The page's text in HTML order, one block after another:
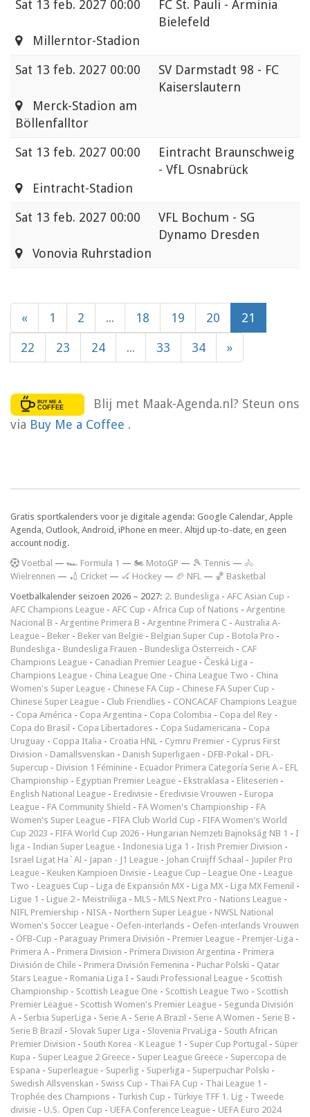
Sat 13 feb. 2027 00:00
FC St. Pauli - Arminia
Bielefeld
Millerntor-Stadion
Sat 13 feb. 2027 00:00
SV Darmstadt 98 - FC
Kaiserslautern
Merck-Stadion am
Böllenfalltor
Sat 13 feb. 2027 00:00
Eintracht Braunschweig
- VfL Osnabrück
Eintracht-Stadion
Sat 13 feb. 2027 00:00
VFL Bochum - SG
Dynamo Dresden
Vonovia Ruhrstadion
« 1 2 ... 18 19 20 21
22 23 24 ... 33 34 »
Blij met Maak-Agenda.nl? Steun ons
via Buy Me a Coffee .
Gratis sportkalenders voor je digitale agenda: Google Calendar, Apple
Agenda, Outlook, Android, iPhone en meer. Altijd up-to-date, en geen
account nodig.
Voetbal — 🏎️ Formula 1 — 🏍 MotoGP — 🎾 Tennis — 🚴
Wielrennen — 🏏 Cricket — 🏑 Hockey — 🏈 NFL — 🏀 Basketbal
Voetbalkalender seizoen 2026 – 2027: 2. Bundesliga - AFC Asian Cup -
AFC Champions League - AFC Cup - Africa Cup of Nations - Argentine
Nacional B - Argentine Primera B - Argentine Primera C - Australia A-
League - Beker - Beker van België - Belgian Super Cup - Botola Pro -
Bundesliga - Bundesliga Frauen - Bundesliga Österreich - CAF
Champions League - Canadian Premier League - Česká Liga -
Champions League - China League One - China League Two - China
Women's Super League - Chinese FA Cup - Chinese FA Super Cup -
Chinese Super League - Club Friendlies - CONCACAF Champions League
- Copa América - Copa Argentina - Copa Colombia - Copa del Rey -
Copa do Brasil - Copa Libertadores - Copa Sudamericana - Copa
Uruguay - Coppa Italia - Croatia HNL - Cymru Premier - Cyprus First
Division - Damallsvenskan - Danish Superligaen - DFB-Pokal - DFL-
Supercup - Division 1 Féminine - Ecuador Primera Categoría Serie A - EFL
Championship - Egyptian Premier League - Ekstraklasa - Eliteserien -
English National League - Eredivisie - Eredivisie Vrouwen - Europa
League - FA Community Shield - FA Women's Championship - FA
Women's Super League - FIFA Club World Cup - FIFA Women's World
Cup 2023 - FIFA World Cup 2026 - Hungarian Nemzeti Bajnokság NB 1 - I
liga - Indian Super League - Indonesia Liga 1 - Irish Premier Division -
Israel Ligat Ha`Al - Japan - J1 League - Johan Cruijff Schaal - Jupiler Pro
League - Keuken Kampioen Divisie - League Cup - League One - League
Two - Leagues Cup - Liga de Expansión MX - Liga MX - Liga MX Femenil -
Ligue 1 - Ligue 2 - Meistriliiga - MLS - MLS Next Pro - Nations League -
NIFL Premiership - NISA - Northern Super League - NWSL National
Women's Soccer League - Oefen-interlands - Oefen-interlands Vrouwen
- ÖFB-Cup - Paraguay Primera División - Premier League - Premjer-Liga -
Primera A - Primera Division - Primera Division Argentina - Primera
División de Chile - Primera División Femenina - Puchar Polski - Qatar
Stars League - Romania Liga I - Saudi Professional League - Scottish
Championship - Scottish League One - Scottish League Two - Scottish
Premier League - Scottish Women's Premier League - Segunda División
A - Serbia SuperLiga - Serie A - Serie A Brazil - Serie A Women - Serie B -
Serie B Brazil - Slovak Super Liga - Slovenia PrvaLiga - South African
Premier Division - South Korea - K League 1 - Super Cup Portugal - Süper
Kupa - Super League 2 Greece - Super League Greece - Supercopa de
Espana - Superleague - Superlig - Superliga - Superpuchar Polski -
Swedish Allsvenskan - Swiss Cup - Thai FA Cup - Thai League 1 -
Trophée des Champions - Turkish Cup - Türkiye TFF 1. Lig - Tweede
divisie - U.S. Open Cup - UEFA Conference League - UEFA Euro 2024